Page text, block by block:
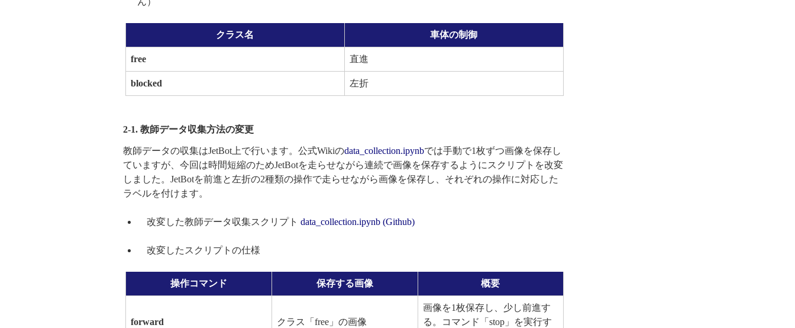
クラス名 車体の制御
free 直進
blocked 左折
2-1. 教師データ収集方法の変更
教師データの収集はJetBot上で行います。公式Wikiのdata_collection.ipynbでは手動で1枚ずつ画像を保存し
ていますが、今回は時間短縮のためJetBotを走らせながら連続で画像を保存するようにスクリプトを改変
しました。JetBotを前進と左折の2種類の操作で走らせながら画像を保存し、それぞれの操作に対応した
ラベルを付けます。
改変した教師データ収集スクリプト data_collection.ipynb (Github)
改変したスクリプトの仕様
操作コマンド 保存する画像 概要
forward クラス「free」の画像
画像を1枚保存し、少し前進す
る。コマンド「stop」を実行す